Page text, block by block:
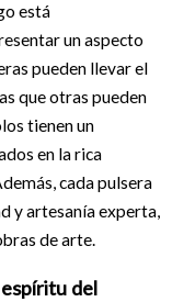
está
un aspecto
pueden llevar el
que otras pueden
tienen un
en la rica
cada pulsera
y artesanía experta,
de arte.
del